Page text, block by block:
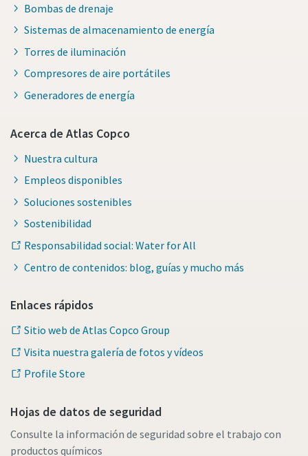
Bombas de drenaje
Sistemas de almacenamiento de energía
Torres de iluminación
Compresores de aire portátiles
Generadores de energía
Acerca de Atlas Copco
Nuestra cultura
Empleos disponibles
Soluciones sostenibles
Sostenibilidad
Responsabilidad social: Water for All
Centro de contenidos: blog, guías y mucho más
Enlaces rápidos
Sitio web de Atlas Copco Group
Visita nuestra galería de fotos y vídeos
Profile Store
Hojas de datos de seguridad
Consulte la información de seguridad sobre el trabajo con
productos químicos